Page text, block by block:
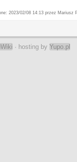
2023/02/08 14:13 przez Mariusz
· hosting by Yupo.pl